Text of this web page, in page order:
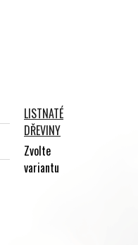
LISTNATÉ
DŘEVINY
Zvolte
variantu